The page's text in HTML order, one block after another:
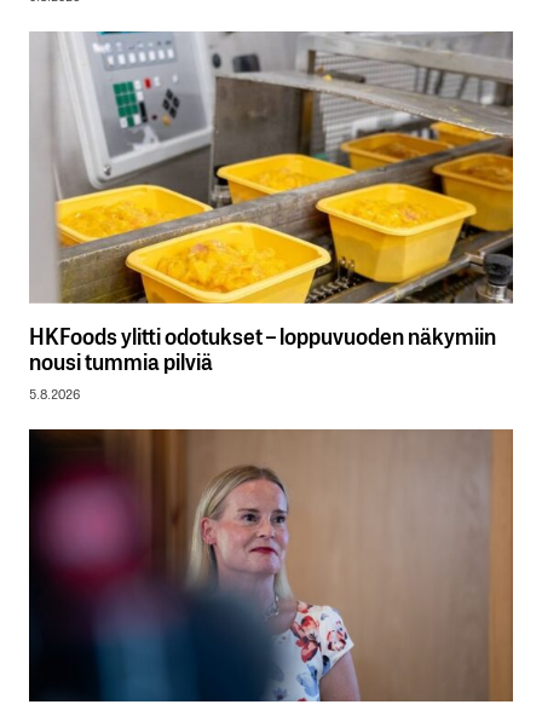
HKFoods ylitti odotukset – loppuvuoden näkymiin
nousi tummia pilviä
5.8.2026